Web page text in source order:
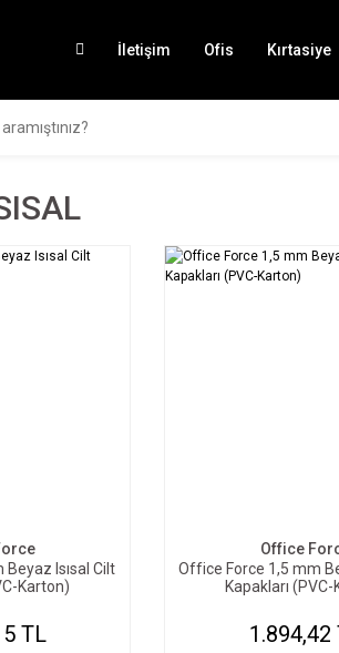
İletişim Ofis Kırtasiye
Isısal Cilt
Karton)
TL
Office
Office Force 1,5 mm
Kapakları
1.894,42